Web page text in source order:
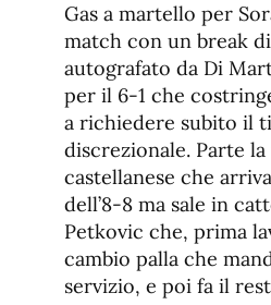
Gas a martello per
match con un break
autografato da Di
per il 6-1 che
a richiedere subito il
discrezionale. Parte
castellanese che
dell’8-8 ma sale in
Petkovic che, prima
cambio palla che
servizio, e poi fa il